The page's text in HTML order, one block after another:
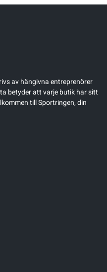
av hängivna entreprenörer
betyder att varje butik har sitt
till Sportringen, din